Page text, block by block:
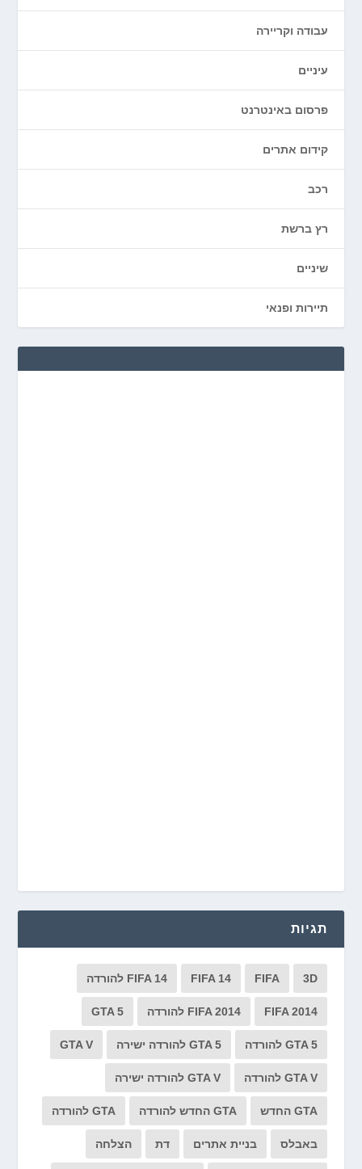
עבודה וקריירה
עיניים
פרסום באינטרנט
קידום אתרים
רכב
רץ ברשת
שיניים
תיירות ופנאי
תגיות
3D
FIFA
FIFA 14 FIFA 14 להורדה
FIFA 2014 FIFA 2014 להורדה GTA 5
GTA 5 להורדה GTA 5 להורדה ישירה GTA V
GTA V להורדה GTA V להורדה ישירה
GTA החדש GTA החדש להורדה GTA להורדה
באבלס בניית אתרים דת הצלחה